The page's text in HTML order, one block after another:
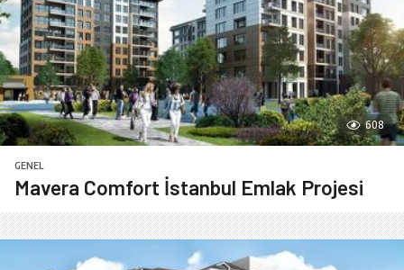
608
GENEL
Mavera Comfort İstanbul Emlak Projesi